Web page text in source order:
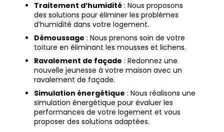
Traitement d’humidité : Nous proposons
des solutions pour éliminer les problèmes
d’humidité dans votre logement.
Démoussage : Nous prenons soin de votre
toiture en éliminant les mousses et lichens.
Ravalement de façade : Redonnez une
nouvelle jeunesse à votre maison avec un
ravalement de façade.
Simulation énergétique : Nous réalisons une
simulation énergétique pour évaluer les
performances de votre logement et vous
proposer des solutions adaptées.